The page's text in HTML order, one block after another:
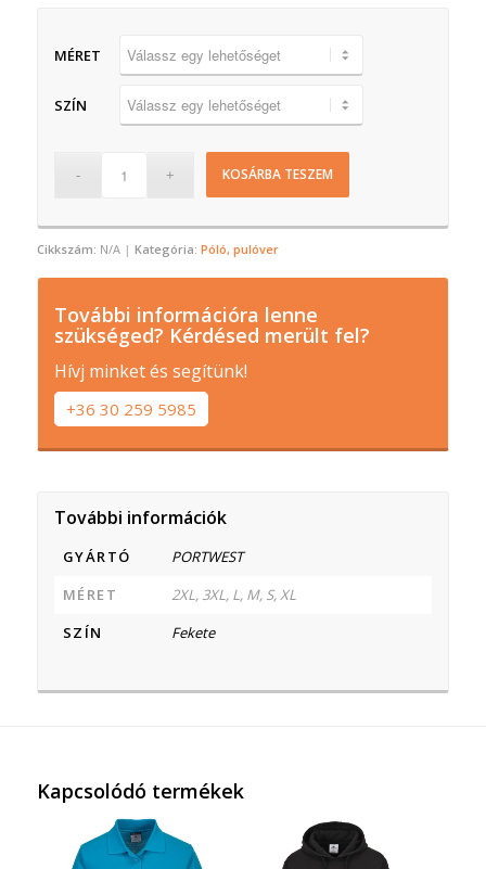
MÉRET
SZÍN
KOSÁRBA TESZEM
Cikkszám: N/A Kategória: Póló, pulóver
További információra lenne
szükséged? Kérdésed merült fel?
Hívj minket és segítünk!
+36 30 259 5985
További információk
GYÁRTÓ
PORTWEST
MÉRET
2XL, 3XL, L, M, S, XL
SZÍN
Fekete
Kapcsolódó termékek